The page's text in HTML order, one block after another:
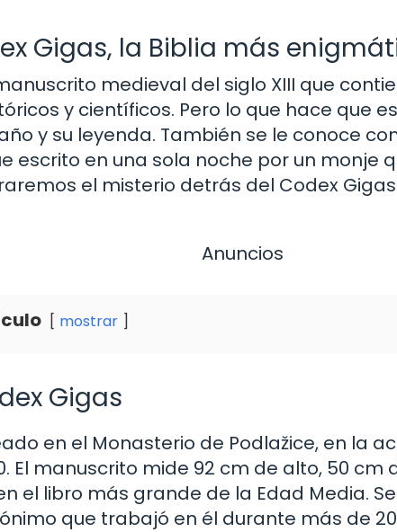
Gigas, la Biblia más
medieval del siglo XIII que
y científicos. Pero lo que hace que
y su leyenda. También se le conoce
escrito en una sola noche por un monje
el misterio detrás del Codex
Anuncios
mostrar
Gigas
en el Monasterio de Podlažice, en la
El manuscrito mide 92 cm de alto, 50
el libro más grande de la Edad Media.
que trabajó en él durante más de